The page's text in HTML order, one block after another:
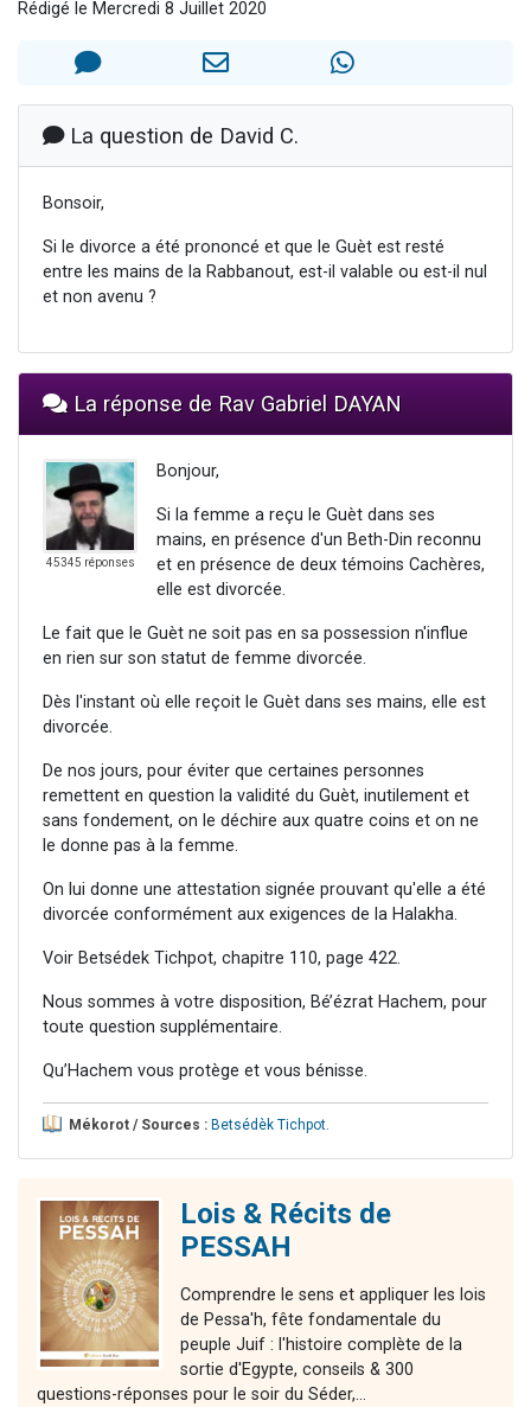
Odaya vient de donner son Maasser
2 personnes viennent de faire un don pour Tsédaka : pauvres d'Israel
Rédigé le Mercredi 8 Juillet 2020
La question de David C.
Bonsoir,
Si le divorce a été prononcé et que le Guèt est resté
entre les mains de la Rabbanout, est-il valable ou est-il nul
et non avenu ?
La réponse de Rav Gabriel DAYAN
45345 réponses
Bonjour,
Si la femme a reçu le Guèt dans ses
mains, en présence d'un Beth-Din reconnu
et en présence de deux témoins Cachères,
elle est divorcée.
Le fait que le Guèt ne soit pas en sa possession n'influe
en rien sur son statut de femme divorcée.
Dès l'instant où elle reçoit le Guèt dans ses mains, elle est
divorcée.
De nos jours, pour éviter que certaines personnes
remettent en question la validité du Guèt, inutilement et
sans fondement, on le déchire aux quatre coins et on ne
le donne pas à la femme.
On lui donne une attestation signée prouvant qu'elle a été
divorcée conformément aux exigences de la Halakha.
Voir Betsédek Tichpot, chapitre 110, page 422.
Nous sommes à votre disposition, Bé’ézrat Hachem, pour
toute question supplémentaire.
Qu’Hachem vous protège et vous bénisse.
Mékorot / Sources : Betsédèk Tichpot.
Lois & Récits de
PESSAH
Comprendre le sens et appliquer les lois
de Pessa'h, fête fondamentale du
peuple Juif : l'histoire complète de la
sortie d'Egypte, conseils & 300
questions-réponses pour le soir du Séder,...